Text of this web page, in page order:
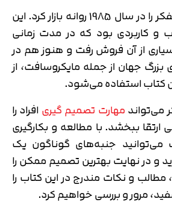
او کتاب شش کلاه تفکر را در سال 1985 روانه بازار کرد. این
و کاربردی بود که در مدت زمانی
از آن فروش رفت و هنوز هم در
بزرگ جهان از جمله مایکروسافت، از
کتاب استفاده می‌شود.
می‌تواندمهارت تصمیم گیریافراد را
ارتقا ببخشد. با مطالعه و بکارگیری
می‌توانید جنبه‌های گوناگون یک
و در نهایت بهترین تصمیم ممکن را
مطالب و نکات مندرج در این کتاب را
مرور و بررسی خواهیم کرد.